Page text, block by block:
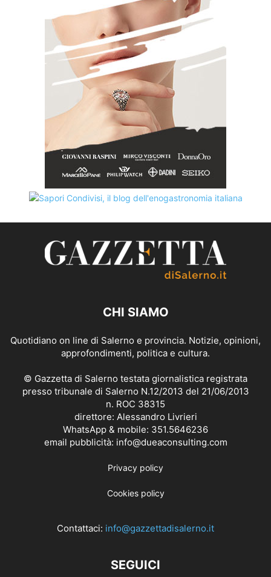
CHI SIAMO
Quotidiano on line di Salerno e provincia. Notizie, opinioni,
approfondimenti, politica e cultura.
© Gazzetta di Salerno testata giornalistica registrata
presso tribunale di Salerno N.12/2013 del 21/06/2013
n. ROC 38315
direttore: Alessandro Livrieri
WhatsApp & mobile: 351.5646236
email pubblicità: info@dueaconsulting.com
Privacy policy
Cookies policy
Contattaci: info@gazzettadisalerno.it
SEGUICI